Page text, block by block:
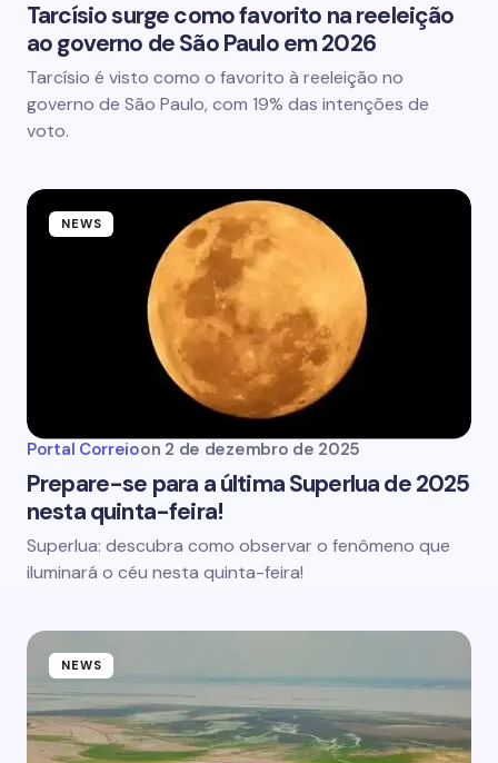
Tarcísio surge como favorito na reeleição
ao governo de São Paulo em 2026
Tarcísio é visto como o favorito à reeleição no
governo de São Paulo, com 19% das intenções de
voto.
NEWS
Portal Correioon 2 de dezembro de 2025
Prepare-se para a última Superlua de 2025
nesta quinta-feira!
Superlua: descubra como observar o fenômeno que
iluminará o céu nesta quinta-feira!
NEWS